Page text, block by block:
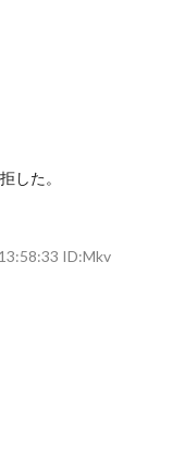
した。
ID:Mkv